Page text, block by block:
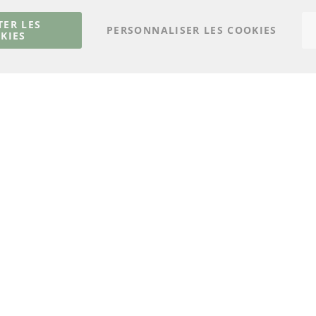
Matériel de montage
Résilier le contrat
LES
PERSONNALISER LES COOKIES